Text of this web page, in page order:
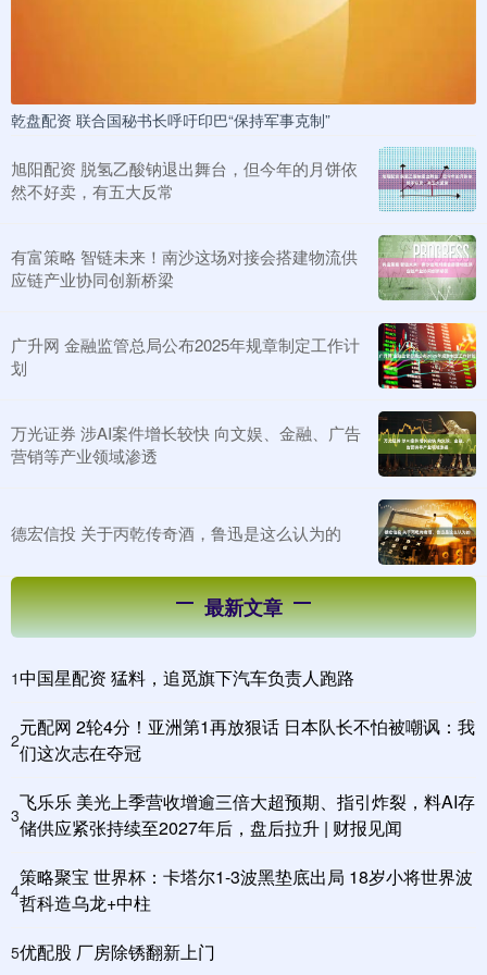
乾盘配资 联合国秘书长呼吁印巴“保持军事克制”
旭阳配资 脱氢乙酸钠退出舞台，但今年的月饼依
然不好卖，有五大反常
有富策略 智链未来！南沙这场对接会搭建物流供
应链产业协同创新桥梁
广升网 金融监管总局公布2025年规章制定工作计
划
万光证券 涉AI案件增长较快 向文娱、金融、广告
营销等产业领域渗透
德宏信投 关于丙乾传奇酒，鲁迅是这么认为的
最新文章
1中国星配资 猛料，追觅旗下汽车负责人跑路
2
元配网 2轮4分！亚洲第1再放狠话 日本队长不怕被嘲讽：我
们这次志在夺冠
3
飞乐乐 美光上季营收增逾三倍大超预期、指引炸裂，料AI存
储供应紧张持续至2027年后，盘后拉升 | 财报见闻
4
策略聚宝 世界杯：卡塔尔1-3波黑垫底出局 18岁小将世界波
哲科造乌龙+中柱
5优配股 厂房除锈翻新上门